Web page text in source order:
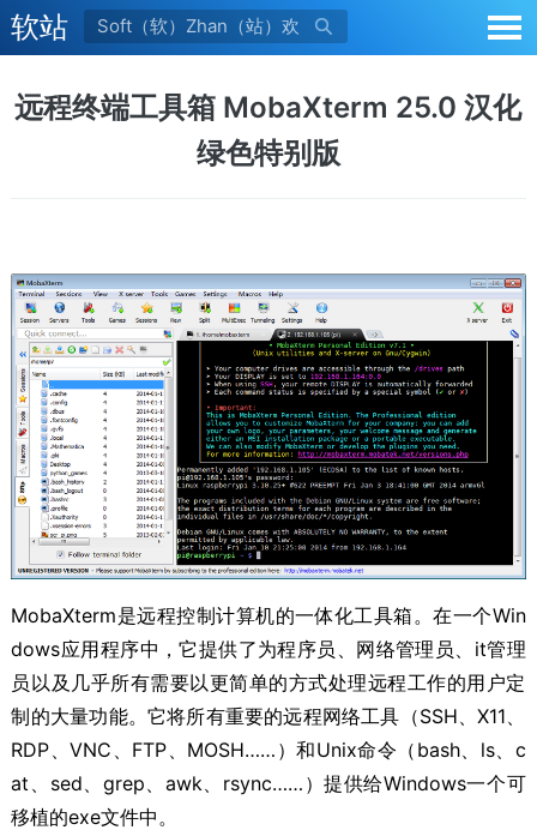
软站 
远程终端工具箱 MobaXterm 25.0 汉化
绿色特别版
MobaXterm是远程控制计算机的一体化工具箱。在一个Win
dows应用程序中，它提供了为程序员、网络管理员、it管理
员以及几乎所有需要以更简单的方式处理远程工作的用户定
制的大量功能。它将所有重要的远程网络工具（SSH、X11、
RDP、VNC、FTP、MOSH……）和Unix命令（bash、ls、c
at、sed、grep、awk、rsync……）提供给Windows一个可
移植的exe文件中。